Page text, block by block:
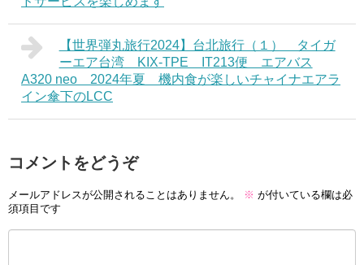
【世界弾丸旅行2024】台北旅行（１） タイガ
ーエア台湾 KIX-TPE IT213便 エアバス
A320 neo 2024年夏 機内食が楽しいチャイナエアラ
イン傘下のLCC
コメントをどうぞ
メールアドレスが公開されることはありません。 ※ が付いている欄は必
須項目です